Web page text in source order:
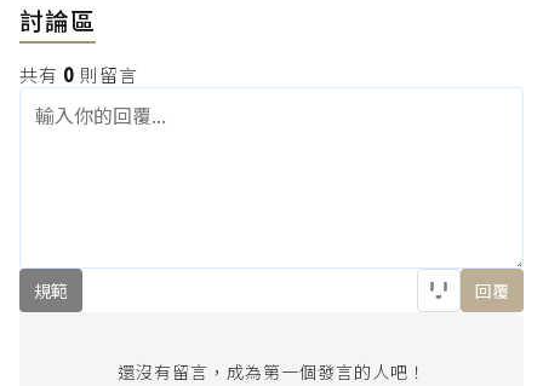
討論區
共有 0 則留言
規範 回覆
還沒有留言，成為第一個發言的人吧！